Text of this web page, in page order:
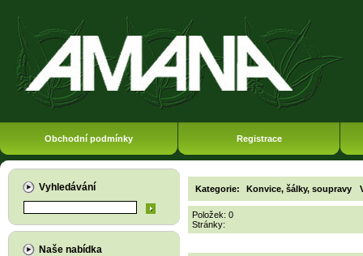
Obchodní podmínky Registrace
Vyhledávání
Naše nabídka
Kategorie: Konvice, šálky, soupravy
Položek: 0
Stránky: